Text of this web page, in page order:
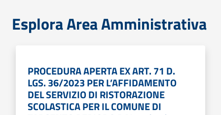
Esplora Area Amministrativa
PROCEDURA APERTA EX ART. 71 D.
LGS. 36/2023 PER L’AFFIDAMENTO
DEL SERVIZIO DI RISTORAZIONE
SCOLASTICA PER IL COMUNE DI